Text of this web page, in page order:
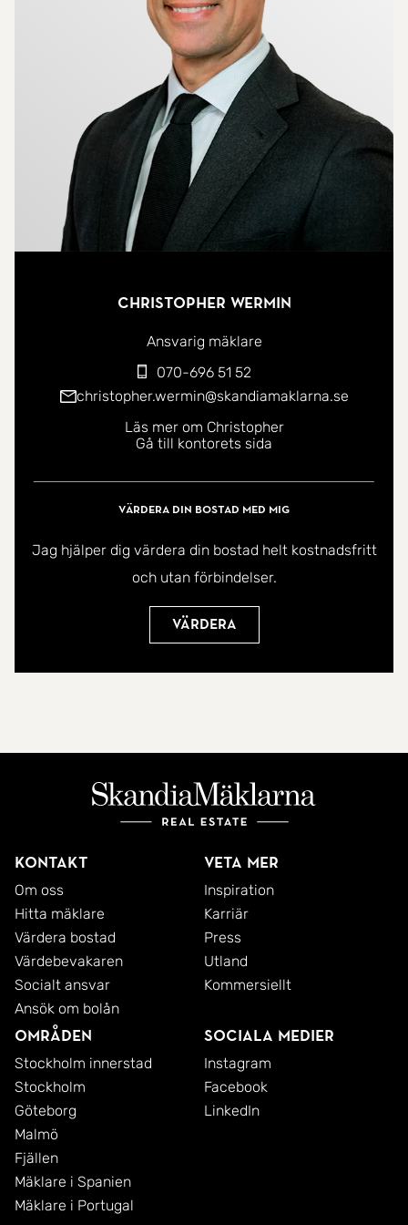
som hemmagym. I anslutning finns även
användbart extrarum med WC och dusch som ger
ytterligare flexibilitet. På tomten finns också en
mindre stuga som används till förvaring.
Huset är vackert insynsskyddat med sina
blommande perenner och naturliga skogspartier,
vilket skapar en exklusiv och harmonisk
inramning.
Christopher Wermin
Ansvarig mäklare
070-696 51 52
christopher.wermin@skandiamaklarna.se
Läs mer om Christopher
Gå till kontorets sida
Värdera din bostad med mig
Jag hjälper dig värdera din bostad helt kostnadsfritt
och utan förbindelser.
Värdera
Kontakt
Om oss
Hitta mäklare
Värdera bostad
Värdebevakaren
Socialt ansvar
Ansök om bolån
Veta mer
Inspiration
Karriär
Press
Utland
Kommersiellt
Områden
Stockholm innerstad
Stockholm
Göteborg
Malmö
Fjällen
Mäklare i Spanien
Mäklare i Portugal
Sociala medier
Instagram
Facebook
LinkedIn